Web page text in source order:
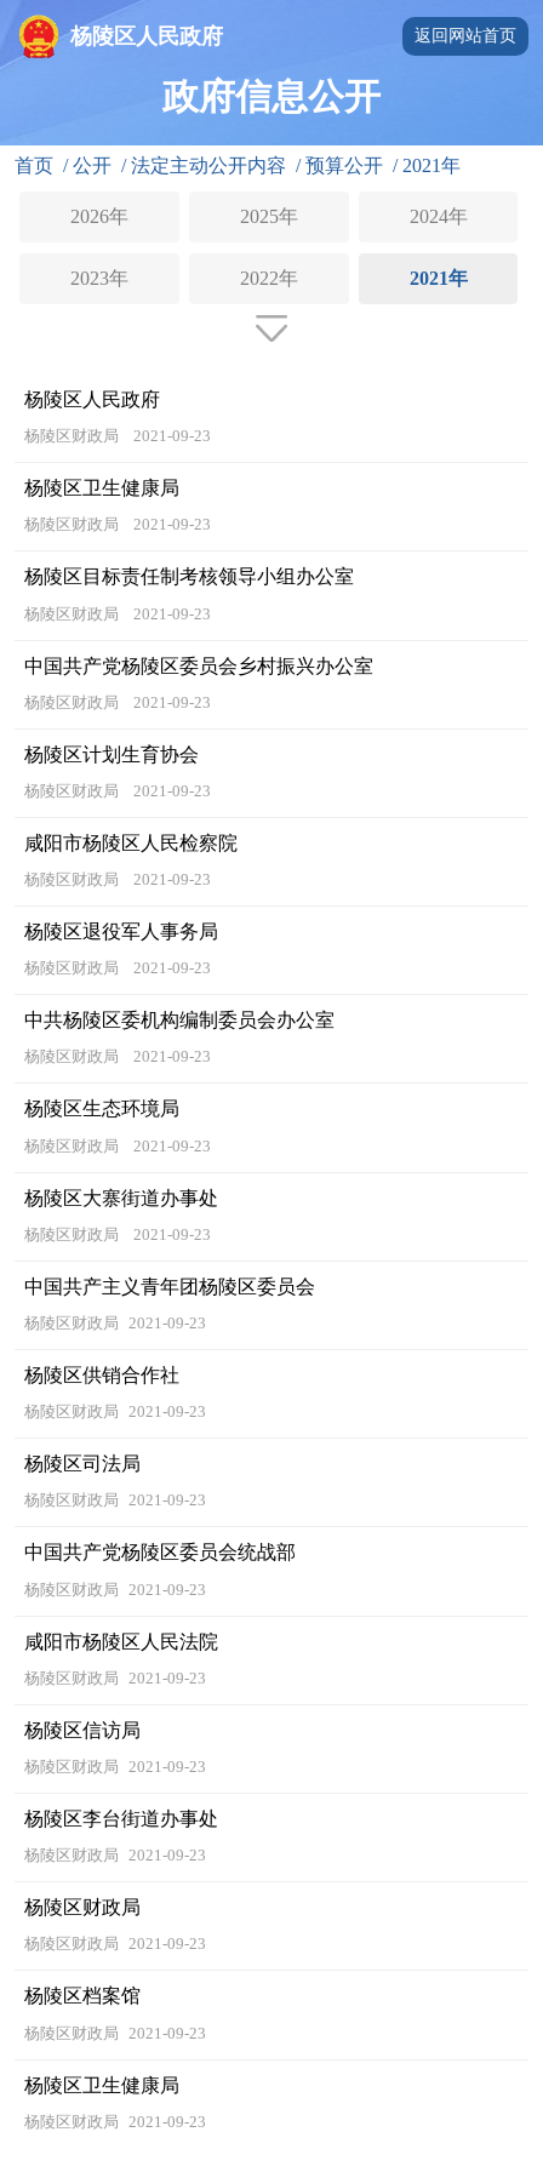
杨陵区人民政府 返回网站首页
政府信息公开
首页 / 公开 / 法定主动公开内容 / 预算公开 / 2021年
2026年 2025年 2024年
2023年 2022年 2021年
杨陵区人民政府
杨陵区财政局 2021-09-23
杨陵区卫生健康局
杨陵区财政局 2021-09-23
杨陵区目标责任制考核领导小组办公室
杨陵区财政局 2021-09-23
中国共产党杨陵区委员会乡村振兴办公室
杨陵区财政局 2021-09-23
杨陵区计划生育协会
杨陵区财政局 2021-09-23
咸阳市杨陵区人民检察院
杨陵区财政局 2021-09-23
杨陵区退役军人事务局
杨陵区财政局 2021-09-23
中共杨陵区委机构编制委员会办公室
杨陵区财政局 2021-09-23
杨陵区生态环境局
杨陵区财政局 2021-09-23
杨陵区大寨街道办事处
杨陵区财政局 2021-09-23
中国共产主义青年团杨陵区委员会
杨陵区财政局 2021-09-23
杨陵区供销合作社
杨陵区财政局 2021-09-23
杨陵区司法局
杨陵区财政局 2021-09-23
中国共产党杨陵区委员会统战部
杨陵区财政局 2021-09-23
咸阳市杨陵区人民法院
杨陵区财政局 2021-09-23
杨陵区信访局
杨陵区财政局 2021-09-23
杨陵区李台街道办事处
杨陵区财政局 2021-09-23
杨陵区财政局
杨陵区财政局 2021-09-23
杨陵区档案馆
杨陵区财政局 2021-09-23
杨陵区卫生健康局
杨陵区财政局 2021-09-23